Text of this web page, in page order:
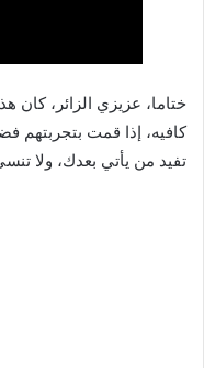
ختاما، عزيزي الزائر، كان
كافيه، إذا قمت بتجربتهم
تفيد من يأتي بعدك، ولا